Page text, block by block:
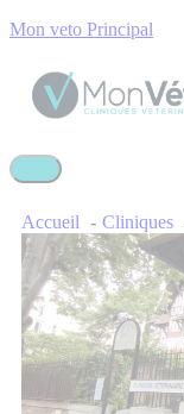
Mon veto Principal
Accueil Cliniques